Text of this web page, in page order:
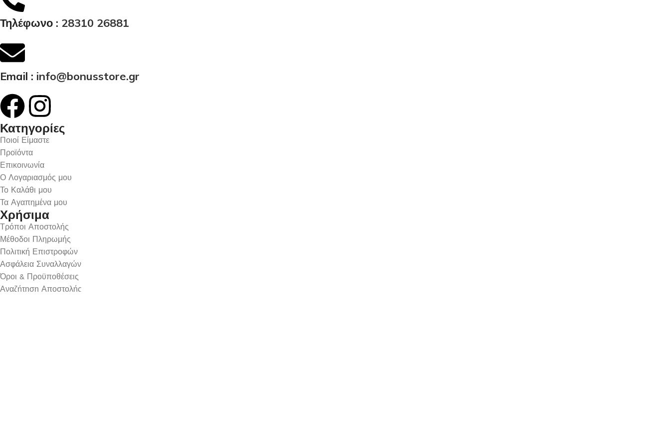
Τηλέφωνο : 28310 26881
Email : info@bonusstore.gr
Κατηγορίες
Ποιοί Είμαστε
Προϊόντα
Επικοινωνία
Ο Λογαριασμός μου
Το Καλάθι μου
Τα Αγαπημένα μου
Χρήσιμα
Τρόποι Αποστολής
Μέθοδοι Πληρωμής
Πολιτική Επιστροφών
Ασφάλεια Συναλλαγών
Όροι & Προϋποθέσεις
Αναζήτηση Αποστολής